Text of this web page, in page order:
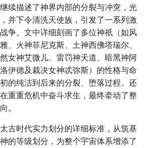
续描述了神界内部的分裂与冲突，光
并下令清洗天使族，引发了一系列激
争。文中详细刻画了多位神祇（如风
、火神菲尼克斯、土神西佛塔瑞尔、
女神艾微儿、雷罚神天道、暗黑神阿
伊德及裁决女神忒弥斯）的性格与命
的纯洁到后来的分裂、堕落过程。还
重重危机中奋斗求生，最终牵动了整
。
古时代实力划分的详细标准，从筑基
的等级划分，为整个宇宙体系增添了